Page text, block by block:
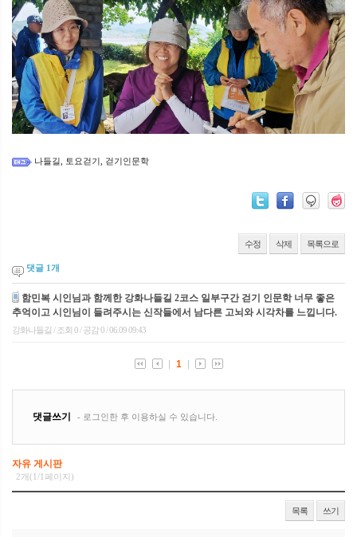
나들길 토요걷기 걷기인문학
수정 삭제 목록으로
댓글 1 개
자유 게시판
2개(1/1페이지)
목록 쓰기